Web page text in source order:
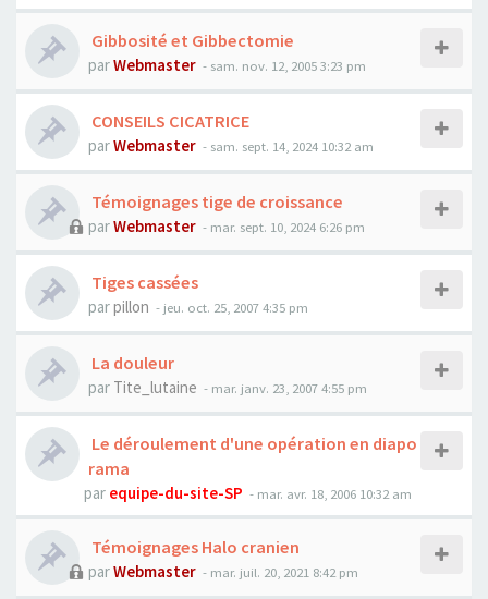
Gibbosité et Gibbectomie
parWebmaster - sam. nov. 12, 2005 3:23 pm
CONSEILS CICATRICE
parWebmaster - sam. sept. 14, 2024 10:32 am
Témoignages tige de croissance
parWebmaster - mar. sept. 10, 2024 6:26 pm
Tiges cassées
parpillon - jeu. oct. 25, 2007 4:35 pm
La douleur
par Tite_lutaine - mar. janv. 23, 2007 4:55 pm
Le déroulement d'une opération en diapo
rama
par equipe-du-site-SP - mar. avr. 18, 2006 10:32 am
Témoignages Halo cranien
parWebmaster - mar. juil. 20, 2021 8:42 pm